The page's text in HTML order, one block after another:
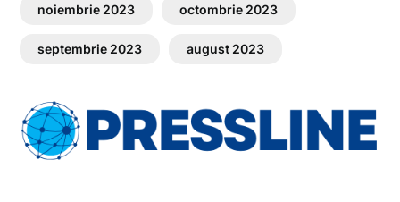
noiembrie 2023 octombrie 2023
septembrie 2023 august 2023